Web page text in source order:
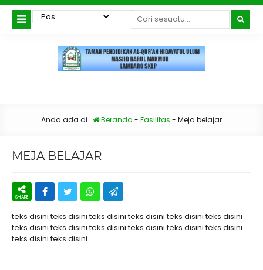
Anda ada di : Beranda - Fasilitas - Meja belajar
MEJA BELAJAR
teks disini teks disini teks disini teks disini teks disini teks disini
teks disini teks disini teks disini teks disini teks disini teks disini
teks disini teks disini